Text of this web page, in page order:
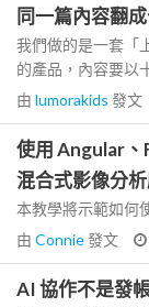
同一篇內容翻
我們做的是一套「
的產品，內容要以
由 lumorakids 發文
使用 Angular、
混合式影像分
本教學將示範如何
由 Connie發文
AI 協作不是發